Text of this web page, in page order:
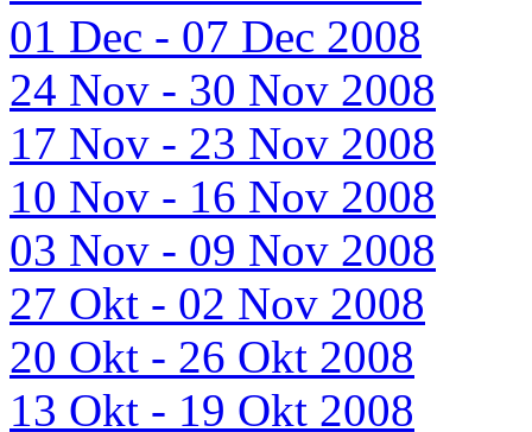
01 Dec - 07 Dec 2008
24 Nov - 30 Nov 2008
17 Nov - 23 Nov 2008
10 Nov - 16 Nov 2008
03 Nov - 09 Nov 2008
27 Okt - 02 Nov 2008
20 Okt - 26 Okt 2008
13 Okt - 19 Okt 2008